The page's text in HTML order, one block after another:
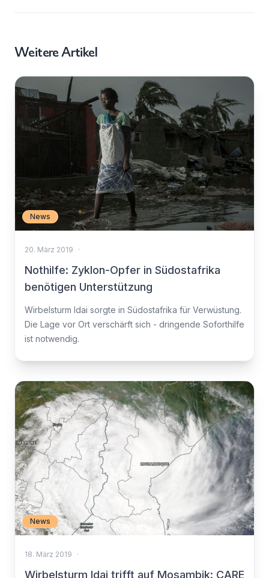
Weitere Artikel
News
20. März 2019 ·
Nothilfe: Zyklon-Opfer in Südostafrika
benötigen Unterstützung
Wirbelsturm Idai sorgte in Südostafrika für Verwüstung.
Die Lage vor Ort verschärft sich - dringende Soforthilfe
ist notwendig.
News
18. März 2019 ·
Wirbelsturm Idai trifft auf Mosambik: CARE